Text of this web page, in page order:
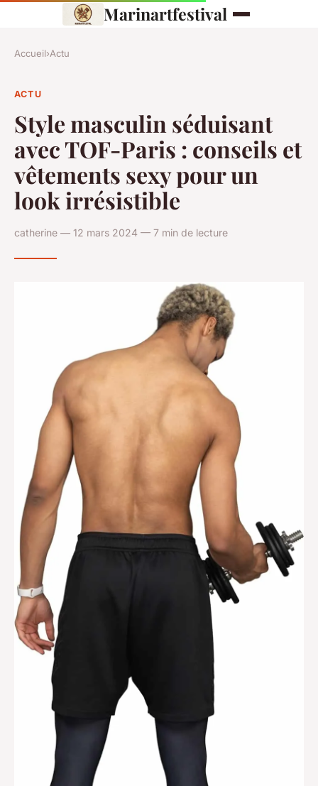
Marinartfestival
Accueil›Actu
ACTU
Style masculin séduisant
avec TOF-Paris : conseils et
vêtements sexy pour un
look irrésistible
catherine — 12 mars 2024 — 7 min de lecture